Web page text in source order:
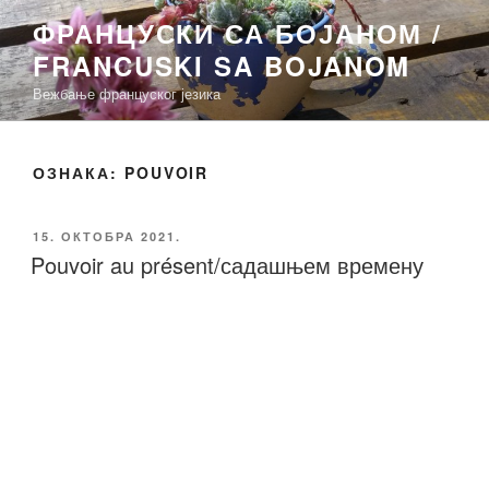
Скочи
на
садржај
ФРАНЦУСКИ СА БОЈАНОМ /
FRANCUSKI SA BOJANOM
Вежбање француског језика
ОЗНАКА: POUVOIR
ОБЈАВЉЕНО
15. ОКТОБРА 2021.
Pouvoir au présent/садашњем времену